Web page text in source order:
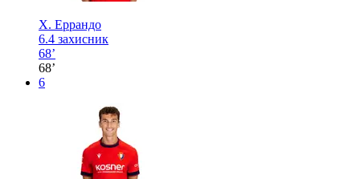
Х. Еррандо
6.4 захисник
68’
68’
6